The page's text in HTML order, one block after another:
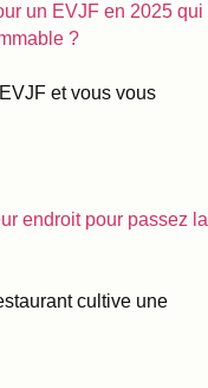
un EVJF en 2025 qui
?
et vous vous
endroit pour passez la
cultive une